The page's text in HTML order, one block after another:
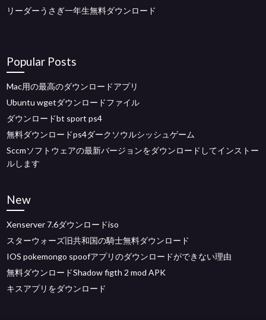
リーダーうさぎ一年生無料ダウンロード
Popular Posts
Mac用の最高のダウンロードアプリ
Ubuntu wgetダウンロードファイル
ダウンロードbt sport ps4
無料ダウンロードps4ダークソウルシッシュゲーム
Sccmソフトウェアの最新バージョンをダウンロードしてインストー
ルします
New
Xenserver 7.6ダウンロードiso
スターウォーズ旧共和国の騎士無料ダウンロード
IOS pokemongo spoofアプリのダウンロードができない理由
無料ダウンロードShadow figth 2 mod APK
キスアプリをダウンロード